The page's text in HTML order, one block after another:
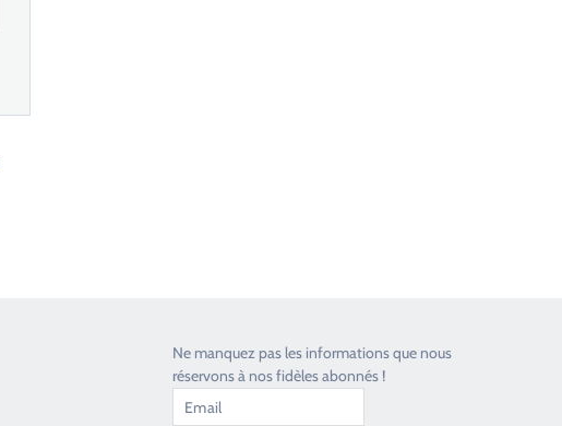
Ne manquez pas les informations que nous
réservons à nos fidèles abonnés !